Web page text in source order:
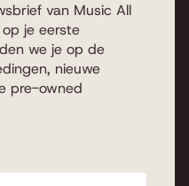
van Music All
je eerste
we je op de
nieuwe
pre-owned